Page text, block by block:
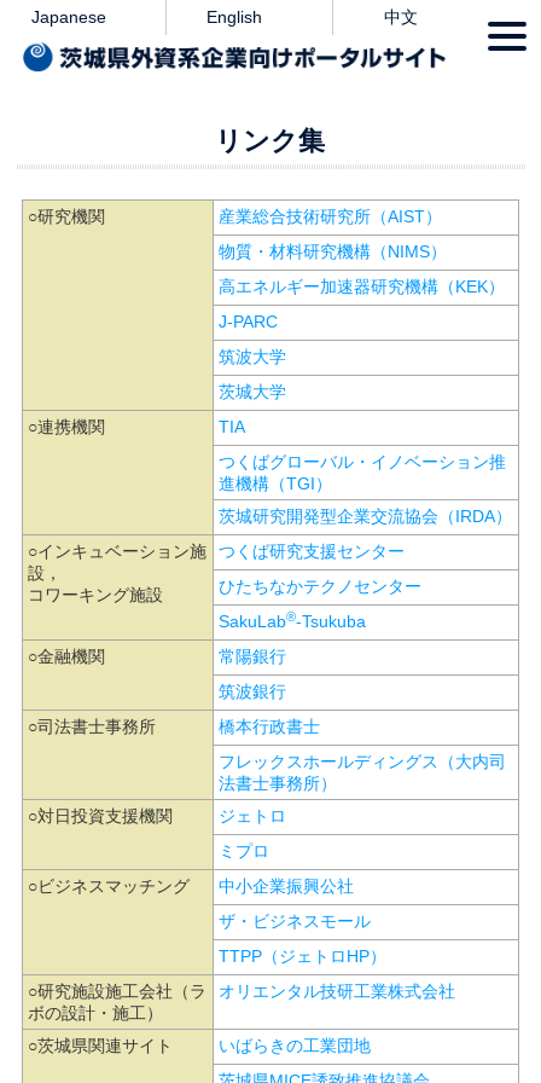
本文へ
Japanese English 中文
リンク集
○研究機関
産業総合技術研究所（AIST）
物質・材料研究機構（NIMS）
高エネルギー加速器研究機構（KEK）
J-PARC
筑波大学
茨城大学
○連携機関
TIA
つくばグローバル・イノベーション推
進機構（TGI）
茨城研究開発型企業交流協会（IRDA）
○インキュベーション施
設，
コワーキング施設
つくば研究支援センター
ひたちなかテクノセンター
SakuLab®-Tsukuba
○金融機関
常陽銀行
筑波銀行
○司法書士事務所
橋本行政書士
フレックスホールディングス（大内司
法書士事務所）
○対日投資支援機関
ジェトロ
ミプロ
○ビジネスマッチング
中小企業振興公社
ザ・ビジネスモール
TTPP（ジェトロHP）
○研究施設施工会社（ラ
ボの設計・施工）
オリエンタル技研工業株式会社
○茨城県関連サイト
いばらきの工業団地